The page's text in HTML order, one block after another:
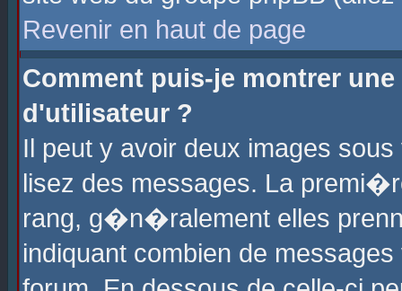
Revenir en haut de page
Comment puis-je montrer
d'utilisateur ?
Il peut y avoir deux images
lisez des messages. La
rang, g�n�ralement elles
indiquant combien de